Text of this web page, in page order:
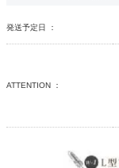
発送予定日 ：
ATTENTION ：